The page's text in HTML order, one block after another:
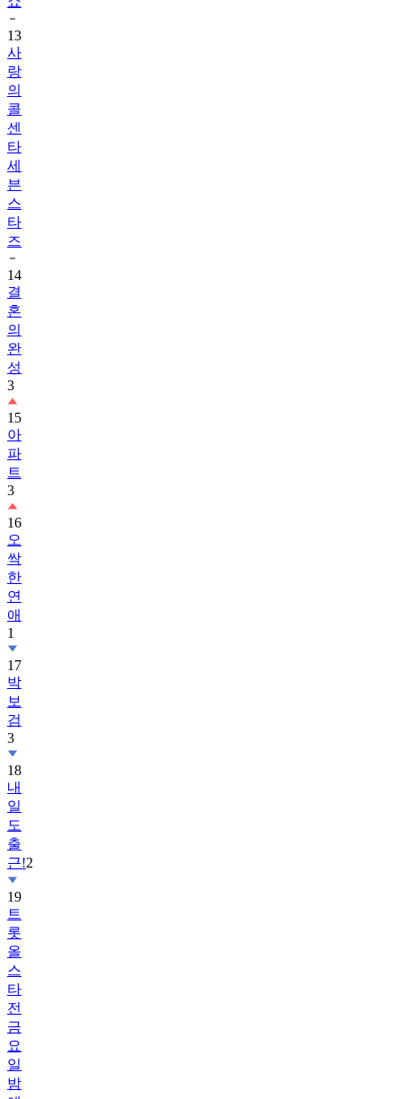
13
사
랑
의
콜
센
타
세
븐
스
타
즈
14
결
혼
의
완
성
3
15
아
파
트
3
16
오
싹
한
연
애
1
17
박
보
검
3
18
내
일
도
출
근!2
19
트
롯
올
스
타
전
금
요
일
밤